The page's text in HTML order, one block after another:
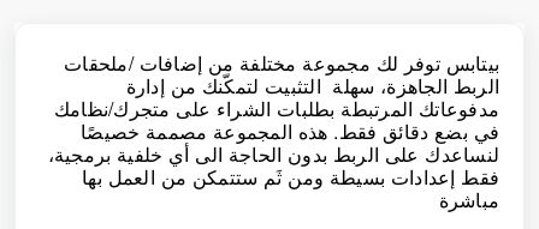
بيتابس توفر لك مجموعة مختلفة من إضافات /ملحقات
الربط الجاهزة، سهلة التثبيت لتمكّنك من إدارة
مدفوعاتك المرتبطة بطلبات الشراء على متجرك/نظامك
في بضع دقائق فقط. هذه المجموعة مصممة خصيصًا
لنساعدك على الربط بدون الحاجة الى أي خلفية برمجية،
فقط إعدادات بسيطة ومن ثَم ستتمكن من العمل بها
مباشرة